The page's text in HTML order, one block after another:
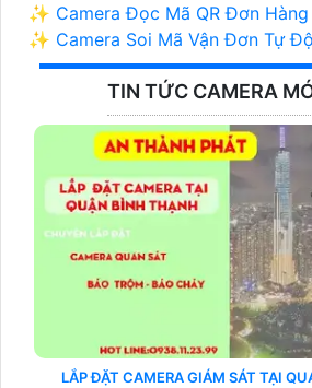
✨ Camera Đọc Mã QR Đơn Hàng
✨ Camera Soi Mã Vận Đơn Tự
TIN TỨC CAMERA
LẮP ĐẶT CAMERA GIÁM SÁT TẠI